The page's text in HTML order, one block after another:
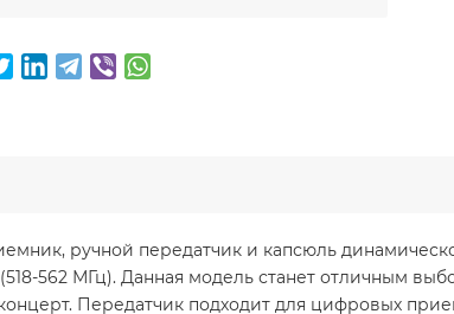
ручной передатчик и капсюль
562 МГц). Данная модель станет отличным
Передатчик подходит для цифровых